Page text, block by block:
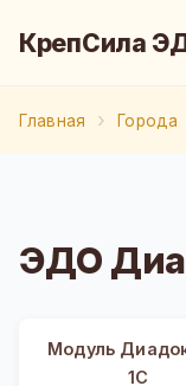
КрепСила
Главная Города
ЭДО
Модуль
1С